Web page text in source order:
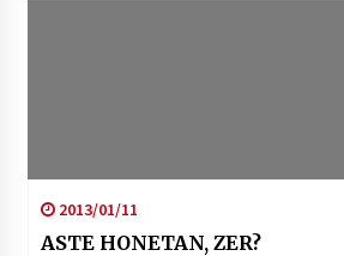
2013/01/11
ASTE HONETAN, ZER?